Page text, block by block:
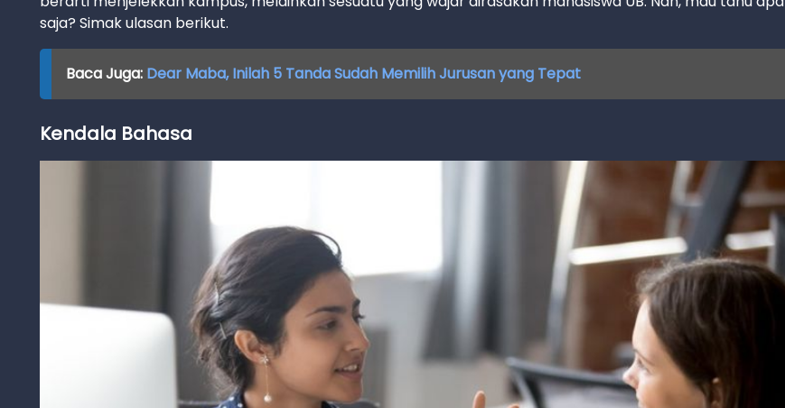
saja? Simak ulasan berikut.
Baca Juga: Dear Maba, Inilah 5 Tanda Sudah Memilih Jurusan yang Tepat
Kendala Bahasa